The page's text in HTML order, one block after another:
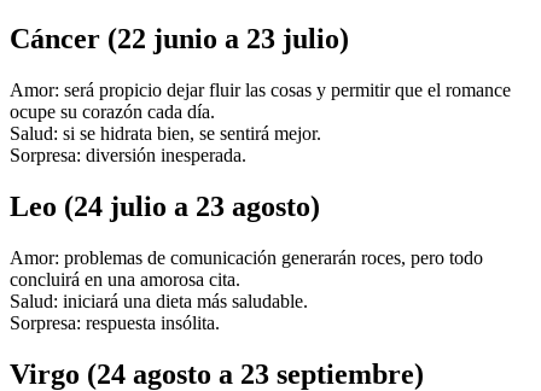
Cáncer (22 junio a 23 julio)
Amor: será propicio dejar fluir las cosas y permitir que el romance
ocupe su corazón cada día.
Salud: si se hidrata bien, se sentirá mejor.
Sorpresa: diversión inesperada.
Leo (24 julio a 23 agosto)
Amor: problemas de comunicación generarán roces, pero todo
concluirá en una amorosa cita.
Salud: iniciará una dieta más saludable.
Sorpresa: respuesta insólita.
Virgo (24 agosto a 23 septiembre)